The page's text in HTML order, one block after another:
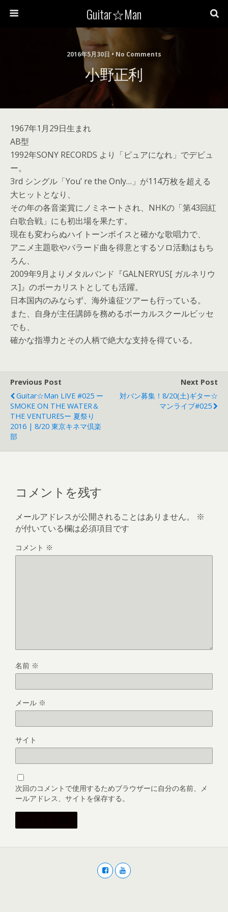
Guitar☆Man
2016年5月30日 • No Comments
小野正利
1967年1月29日生まれ
AB型
1992年SONY RECORDS より「ピュアになれ」でデビュ
ー。
3rd シングル「You’ re the Only…」が114万枚を超える
大ヒットとなり、
その年の各音楽賞にノミネートされ、NHKの「第43回紅
白歌合戦」にも初出場を果たす。
現在も変わらぬハイトーンボイスと確かな歌唱力で、
アニメ主題歌やバラード曲を得意とするソロ活動はもち
ろん、
2009年9月よりメタルバンド『GALNERYUS[ ガルネリウ
ス]』のボーカリストとしても活躍。
日本国内のみならず、海外遠征ツアーも行っている。
また、自身が主任講師を務めるボーカルスクールビッセ
でも、
確かな指導力とその人柄で絶大な支持を得ている。
Previous Post
Guitar☆Man LIVE #025 ー
SMOKE ON THE WATER＆
THE VENTURESー 夏祭り
2016 | 8/20 東京キネマ倶楽
部
Next Post
対バン募集！8/20(土)ギター☆
マンライブ#025
コメントを残す
メールアドレスが公開されることはありません。
※
が付いている欄は必須項目です
コメント ※
名前 ※
メール ※
サイト
次回のコメントで使用するためブラウザーに自分の名前、メ
ールアドレス、サイトを保存する。